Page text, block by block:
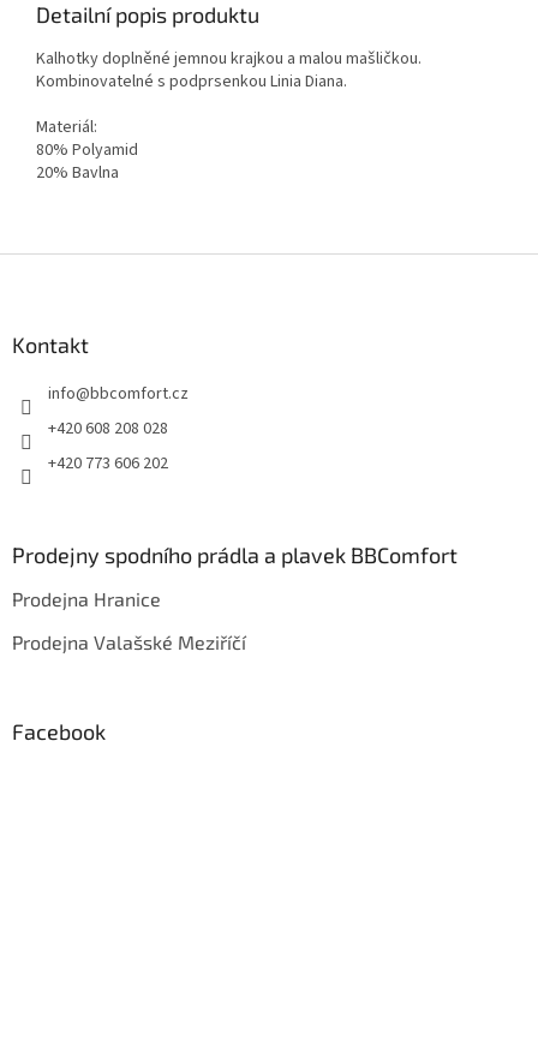
Detailní popis produktu
Kalhotky doplněné jemnou krajkou a malou mašličkou.
Kombinovatelné s podprsenkou Linia Diana.
Materiál:
80% Polyamid
20% Bavlna
Kontakt
info@bbcomfort.cz
+420 608 208 028
+420 773 606 202
Prodejny spodního prádla a plavek BBComfort
Prodejna Hranice
Prodejna Valašské Meziříčí
Facebook